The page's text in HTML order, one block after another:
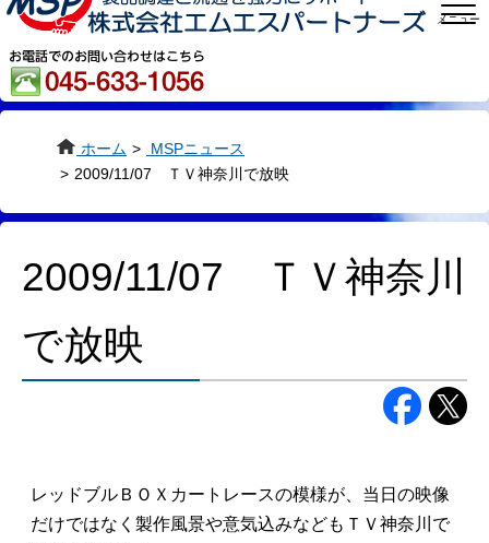
メニュー
ホーム >
MSPニュース
> 2009/11/07 ＴＶ神奈川で放映
2009/11/07 ＴＶ神奈川
で放映
レッドブルＢＯＸカートレースの模様が、当日の映像
だけではなく製作風景や意気込みなどもＴＶ神奈川で